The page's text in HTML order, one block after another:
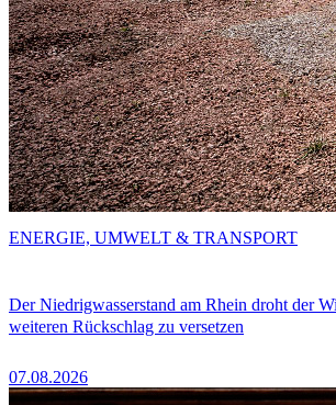
Der Niedrigwasserstand am Rhein droht der
weiteren Rückschlag zu versetzen
07.08.2026
ENERGIE, UMWELT & TRANSPORT